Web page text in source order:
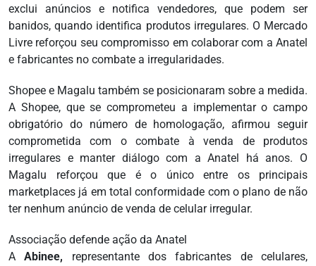
exclui anúncios e notifica vendedores, que podem ser
banidos, quando identifica produtos irregulares. O Mercado
Livre reforçou seu compromisso em colaborar com a Anatel
e fabricantes no combate a irregularidades.
Shopee e Magalu também se posicionaram sobre a medida.
A Shopee, que se comprometeu a implementar o campo
obrigatório do número de homologação, afirmou seguir
comprometida com o combate à venda de produtos
irregulares e manter diálogo com a Anatel há anos. O
Magalu reforçou que é o único entre os principais
marketplaces já em total conformidade com o plano de não
ter nenhum anúncio de venda de celular irregular.
Associação defende ação da Anatel
AAbinee, representante dos fabricantes de celulares,